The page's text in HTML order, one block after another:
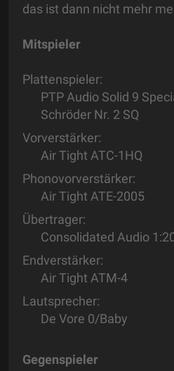
das ist dann nicht mehr
Mitspieler
Plattenspieler:
PTP Audio Solid 9
Schröder Nr. 2 SQ
Vorverstärker:
Air Tight ATC-1HQ
Phonovorverstärker:
Air Tight ATE-2005
Übertrager:
Consolidated Audio
Endverstärker:
Air Tight ATM-4
Lautsprecher:
De Vore 0/Baby
Gegenspieler